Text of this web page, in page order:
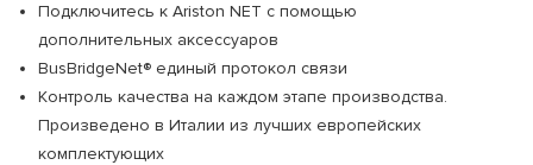
Подключитесь к Ariston NET с помощью
дополнительных аксессуаров
BusBridgeNet® единый протокол связи
Контроль качества на каждом этапе производства.
Произведено в Италии из лучших европейских
комплектующих